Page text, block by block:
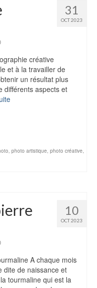
31
OCT 2023
créative
et à la travailler de
un résultat plus
différents aspects et
, photo artistique, photo créative,
10
OCT 2023
A chaque mois
dite de naissance et
tourmaline qui est la